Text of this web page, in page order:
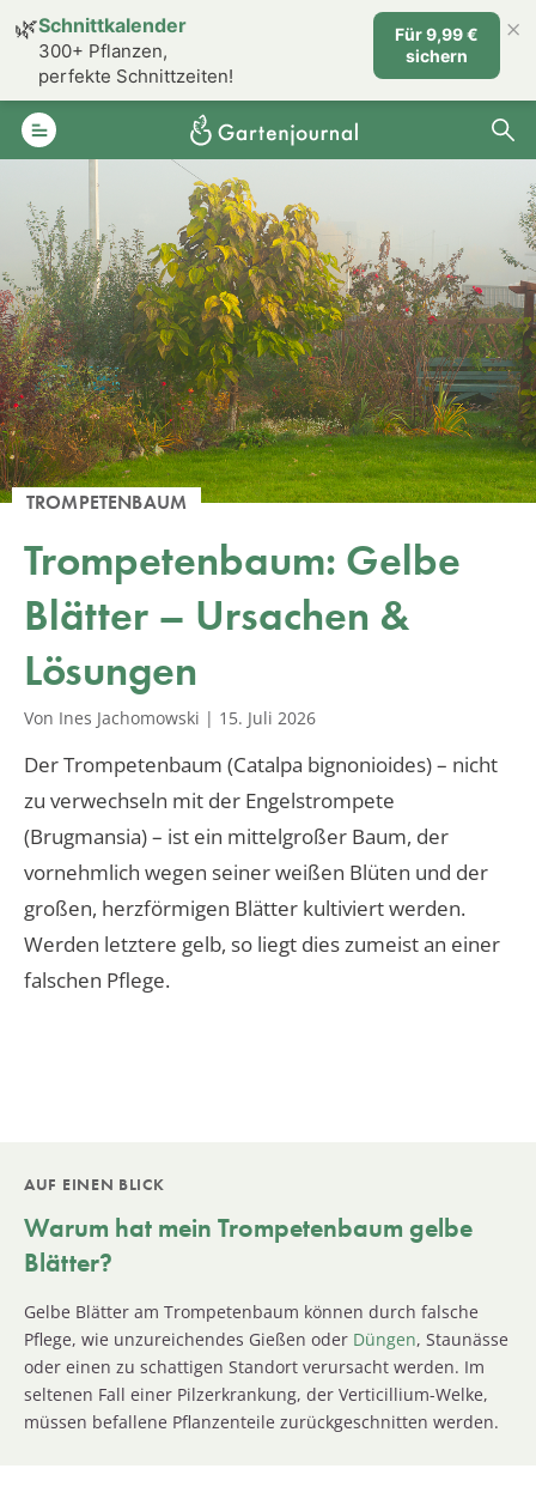
TROMPETENBAUM
Trompetenbaum: Gelbe
Blätter – Ursachen &
Lösungen
Von Ines Jachomowski | 15. Juli 2026
Der Trompetenbaum (Catalpa bignonioides) – nicht
zu verwechseln mit der Engelstrompete
(Brugmansia) – ist ein mittelgroßer Baum, der
vornehmlich wegen seiner weißen Blüten und der
großen, herzförmigen Blätter kultiviert werden.
Werden letztere gelb, so liegt dies zumeist an einer
falschen Pflege.
AUF EINEN BLICK
Warum hat mein Trompetenbaum gelbe
Blätter?
Gelbe Blätter am Trompetenbaum können durch falsche
Pflege, wie unzureichendes Gießen oder Düngen, Staunässe
oder einen zu schattigen Standort verursacht werden. Im
seltenen Fall einer Pilzerkrankung, der Verticillium-Welke,
müssen befallene Pflanzenteile zurückgeschnitten werden.
🌿Schnittkalender
300+ Pflanzen,
perfekte Schnittzeiten!
Für 9,99 €
sichern
×